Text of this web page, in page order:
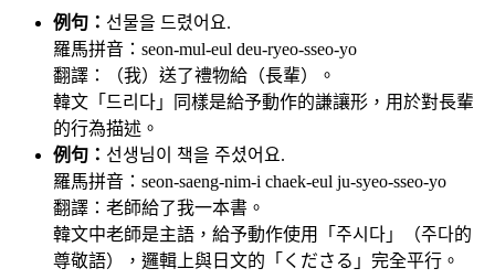
例句： 선물을 드렸어요.
羅馬拼音：seon-mul-eul deu-ryeo-sseo-yo
翻譯：（我）送了禮物給（長輩）。
韓文「드리다」同樣是給予動作的謙讓形，用於對長輩
的行為描述。
例句： 선생님이 책을 주셨어요.
羅馬拼音：seon-saeng-nim-i chaek-eul ju-syeo-sseo-yo
翻譯：老師給了我一本書。
韓文中老師是主語，給予動作使用「주시다」（주다的
尊敬語），邏輯上與日文的「くださる」完全平行。